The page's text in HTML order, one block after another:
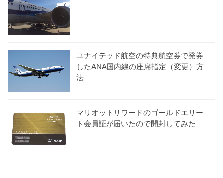
ユナイテッド航空の特典航空券で発券
したANA国内線の座席指定（変更）方
法
マリオットリワードのゴールドエリー
ト会員証が届いたので開封してみた